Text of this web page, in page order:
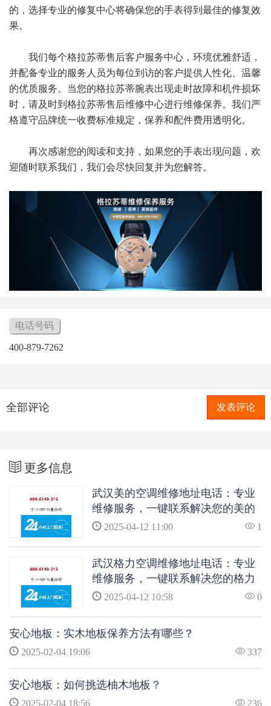
的，选择专业的修复中心将确保您的手表得到最佳的修复效
果。
我们每个格拉苏蒂售后客户服务中心，环境优雅舒适，
并配备专业的服务人员为每位到访的客户提供人性化、温馨
的优质服务。当您的格拉苏蒂腕表出现走时故障和机件损坏
时，请及时到格拉苏蒂售后维修中心进行维修保养。我们严
格遵守品牌统一收费标准规定，保养和配件费用透明化。
再次感谢您的阅读和支持，如果您的手表出现问题，欢
迎随时联系我们，我们会尽快回复并为您解答。
电话号码
400-879-7262
全部评论 发表评论
更多信息
武汉美的空调维修地址电话：专业
维修服务，一键联系解决您的美的
空调问题
2025-04-12 11:00 1
武汉格力空调维修地址电话：专业
维修服务，一键联系解决您的格力
空调问题
2025-04-12 10:58 0
安心地板：实木地板保养方法有哪些？
2025-02-04 19:06 337
安心地板：如何挑选柚木地板？
2025-02-04 18:56 236